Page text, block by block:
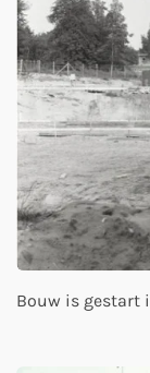
Bouw is gestart